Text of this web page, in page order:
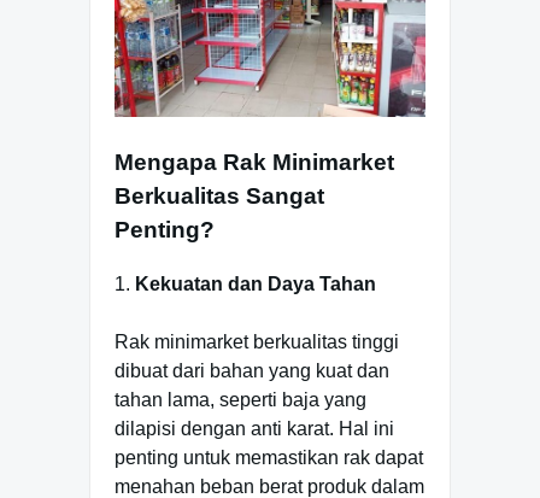
Mengapa Rak Minimarket
Berkualitas Sangat
Penting?
1. Kekuatan dan Daya Tahan
Rak minimarket berkualitas tinggi
dibuat dari bahan yang kuat dan
tahan lama, seperti baja yang
dilapisi dengan anti karat. Hal ini
penting untuk memastikan rak dapat
menahan beban berat produk dalam